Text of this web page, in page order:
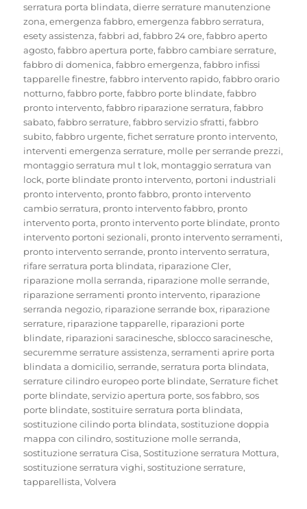
serratura porta blindata,dierre serrature manutenzione
zona,emergenza fabbro,emergenza fabbro serratura,
esety assistenza,fabbri ad,fabbro 24 ore,fabbro aperto
agosto,fabbro apertura porte,fabbro cambiare serrature,
fabbro di domenica,fabbro emergenza,fabbro infissi
tapparelle finestre,fabbro intervento rapido,fabbro orario
notturno,fabbro porte,fabbro porte blindate,fabbro
pronto intervento,fabbro riparazione serratura,fabbro
sabato,fabbro serrature,fabbro servizio sfratti,fabbro
subito,fabbro urgente,fichet serrature pronto intervento,
interventi emergenza serrature, molle per serrande prezzi,
montaggio serratura mul t lok, montaggio serratura van
lock, porte blindate pronto intervento, portoni industriali
pronto intervento, pronto fabbro, pronto intervento
cambio serratura, pronto intervento fabbro, pronto
intervento porta, pronto intervento porte blindate, pronto
intervento portoni sezionali, pronto intervento serramenti,
pronto intervento serrande, pronto intervento serratura,
rifare serratura porta blindata, riparazione Cler,
riparazione molla serranda, riparazione molle serrande,
riparazione serramenti pronto intervento, riparazione
serranda negozio, riparazione serrande box, riparazione
serrature, riparazione tapparelle, riparazioni porte
blindate, riparazioni saracinesche,sblocco saracinesche,
securemme serrature assistenza,serramenti aprire porta
blindata a domicilio,serrande,serratura porta blindata,
serrature cilindro europeo porte blindate,Serrature fichet
porte blindate,servizio apertura porte,sos fabbro,sos
porte blindate,sostituire serratura porta blindata,
sostituzione cilindo porta blindata,sostituzione doppia
mappa con cilindro,sostituzione molle serranda,
sostituzione serratura Cisa,Sostituzione serratura Mottura,
sostituzione serratura vighi,sostituzione serrature,
tapparellista,Volvera